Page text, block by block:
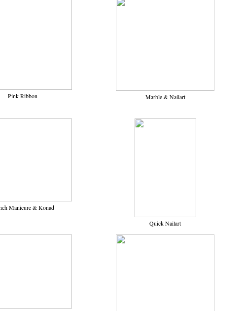
Pink Ribbon Marble & Nailart
Manicure & Konad
Quick Nailart